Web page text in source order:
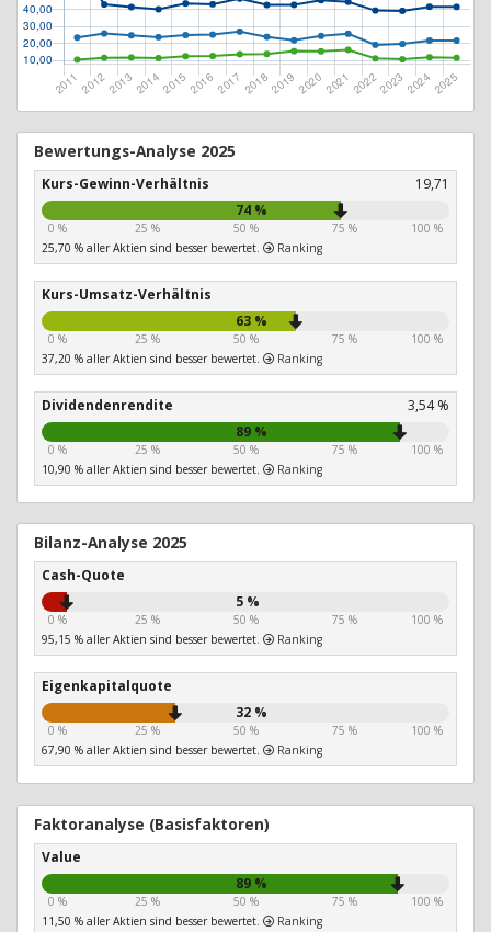
Bewertungs-Analyse 2025
Kurs-Gewinn-Verhältnis
19,71
74 %
0 % 25 % 50 % 75 %
100 %
25,70 % aller Aktien sind besser bewertet.
Ranking
Kurs-Umsatz-Verhältnis
63 %
0 % 25 % 50 % 75 %
100 %
37,20 % aller Aktien sind besser bewertet.
Ranking
Dividendenrendite
3,54 %
89 %
0 % 25 % 50 % 75 %
100 %
10,90 % aller Aktien sind besser bewertet.
Ranking
Bilanz-Analyse 2025
Cash-Quote
5 %
0 % 25 % 50 % 75 %
100 %
95,15 % aller Aktien sind besser bewertet.
Ranking
Eigenkapitalquote
32 %
0 % 25 % 50 % 75 %
100 %
67,90 % aller Aktien sind besser bewertet.
Ranking
Faktoranalyse (Basisfaktoren)
Value
89 %
0 % 25 % 50 % 75 %
100 %
11,50 % aller Aktien sind besser bewertet.
Ranking